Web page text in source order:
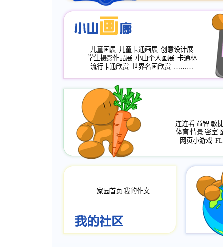
儿童画展 儿童卡通画展 创意设计展
学生摄影作品展 小山个人画展 卡通林
流行卡通欣赏 世界名画欣赏 ………
连连看 益智 敏捷
体育 情景 密室
网页小游戏
家园首页 我的作文